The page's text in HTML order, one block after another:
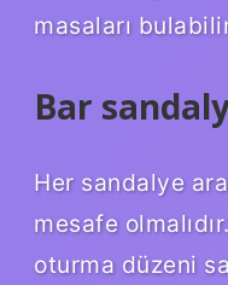
masaları
Bar
Her sandalye
mesafe
oturma düzeni